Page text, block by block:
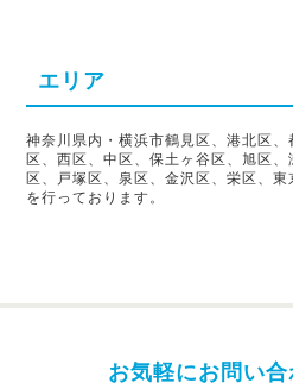
エリア
神奈川県内・横浜市鶴見区、港北区、
区、西区、中区、保土ヶ谷区、旭区
区、戸塚区、泉区、金沢区、栄区、
を行っております。
お気軽にお問い